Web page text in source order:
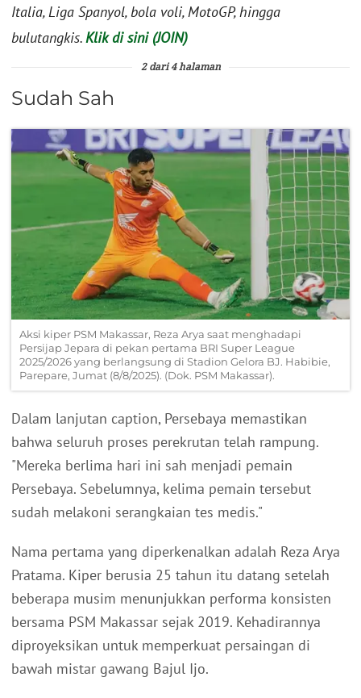
Italia, Liga Spanyol, bola voli, MotoGP, hingga
bulutangkis.Klik di sini (JOIN)
2 dari 4 halaman
Sudah Sah
Aksi kiper PSM Makassar, Reza Arya saat menghadapi
Persijap Jepara di pekan pertama BRI Super League
2025/2026 yang berlangsung di Stadion Gelora BJ. Habibie,
Parepare, Jumat (8/8/2025). (Dok. PSM Makassar).
Dalam lanjutan caption, Persebaya memastikan
bahwa seluruh proses perekrutan telah rampung.
"Mereka berlima hari ini sah menjadi pemain
Persebaya. Sebelumnya, kelima pemain tersebut
sudah melakoni serangkaian tes medis."
Nama pertama yang diperkenalkan adalah Reza Arya
Pratama. Kiper berusia 25 tahun itu datang setelah
beberapa musim menunjukkan performa konsisten
bersama PSM Makassar sejak 2019. Kehadirannya
diproyeksikan untuk memperkuat persaingan di
bawah mistar gawang Bajul Ijo.